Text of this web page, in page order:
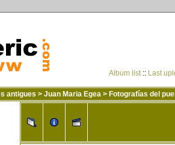
Album list:: Last
antigues > Juan Maria Egea > Fotografías del